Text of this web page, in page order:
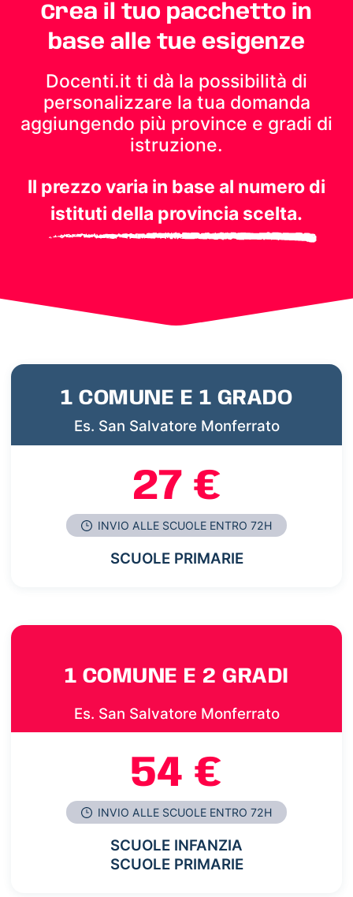
Crea il tuo pacchetto in
base alle tue esigenze
Docenti.it ti dà la possibilità di
personalizzare la tua domanda
aggiungendo più province e gradi di
istruzione.
Il prezzo varia in base al numero di
istituti della provincia scelta.
1 COMUNE E 1 GRADO
Es. San Salvatore Monferrato
27 €
INVIO ALLE SCUOLE ENTRO 72H
SCUOLE PRIMARIE
1 COMUNE E 2 GRADI
Es. San Salvatore Monferrato
54 €
INVIO ALLE SCUOLE ENTRO 72H
SCUOLE INFANZIA
SCUOLE PRIMARIE